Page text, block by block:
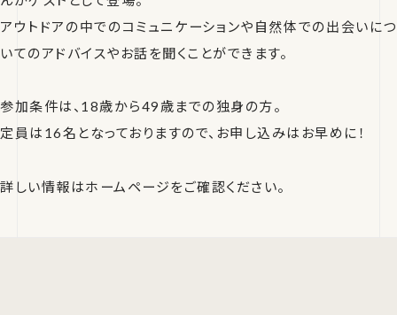
アウトドアの中でのコミュニケーションや自然体での出会いにつ
いてのアドバイスやお話を聞くことができます。
参加条件は、18歳から49歳までの独身の方。
定員は16名となっておりますので、お申し込みはお早めに！
詳しい情報はホームページをご確認ください。